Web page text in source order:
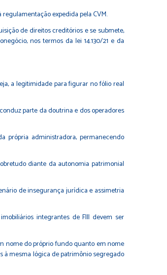
expedida pela CVM.
de direitos creditórios e se submete,
nos termos da lei 14.130/21 e da
a legitimidade para figurar no fólio real
parte da doutrina e dos operadores
própria administradora, permanecendo
diante da autonomia patrimonial
de insegurança jurídica e assimetria
integrantes de FIII devem ser
nome do próprio fundo quanto em nome
mesma lógica de patrimônio segregado